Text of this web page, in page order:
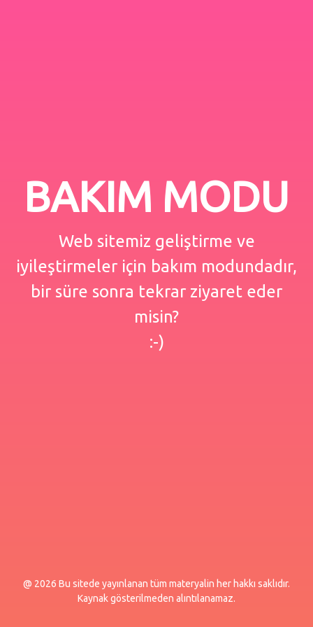
BAKIM MODU
Web sitemiz geliştirme ve
iyileştirmeler için bakım modundadır,
bir süre sonra tekrar ziyaret eder
misin?
:-)
@ 2026 Bu sitede yayınlanan tüm materyalin her hakkı saklıdır.
Kaynak gösterilmeden alıntılanamaz.